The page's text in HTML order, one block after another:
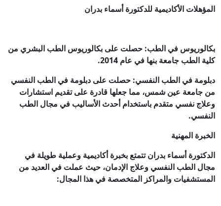
المؤهلات الأكاديمية للدكتورة أسماء بدران
بكالوريوس في الطب: حصلت على بكالوريوس الطب البشري من
كلية الطب جامعة بنها في عام 2014.
دبلومة في الطب النفسي: حصلت على دبلومة في الطب النفسي
من جامعة عين شمس، مما جعلها قادرة على تقديم استشارات
وعلاج نفسي متقدم باستخدام أحدث الأساليب في مجال الطب
النفسي.
الخبرة المهنية
الدكتورة أسماء بدران تتمتع بخبرة أكاديمية وعملية طويلة في
مجال الطب النفسي وعلاج الإدمان، حيث عملت في العديد من
المستشفيات والمراكز المتخصصة في هذا المجال: